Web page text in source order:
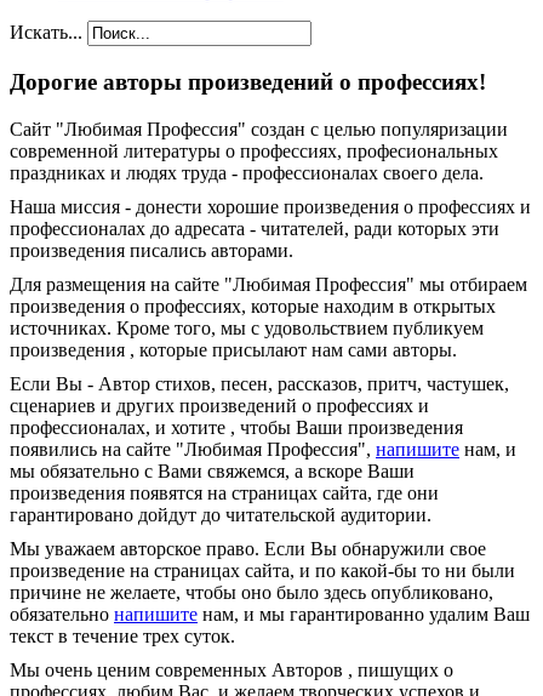
Искать...
Дорогие авторы произведений о профессиях!
Сайт "Любимая Профессия" создан c целью популяризации
современной литературы о профессиях, професиональных
праздниках и людях труда - профессионалах своего дела.
Наша миссия - донести хорошие произведения о профессиях и
профессионалах до адресата - читателей, ради которых эти
произведения писались авторами.
Для размещения на сайте "Любимая Профессия" мы отбираем
произведения о профессиях, которые находим в открытых
источниках. Кроме того, мы с удовольствием публикуем
произведения , которые присылают нам сами авторы.
Если Вы - Автор стихов, песен, рассказов, притч, частушек,
сценариев и других произведений о профессиях и
профессионалах, и хотите , чтобы Ваши произведения
появились на сайте "Любимая Профессия", напишите нам, и
мы обязательно с Вами свяжемся, а вскоре Ваши
произведения появятся на страницах сайта, где они
гарантировано дойдут до читательской аудитории.
Мы уважаем авторское право. Если Вы обнаружили свое
произведение на страницах сайта, и по какой-бы то ни были
причине не желаете, чтобы оно было здесь опубликовано,
обязательно напишите нам, и мы гарантированно удалим Ваш
текст в течение трех суток.
Мы очень ценим современных Авторов , пишущих о
профессиях, любим Вас, и желаем творческих успехов и